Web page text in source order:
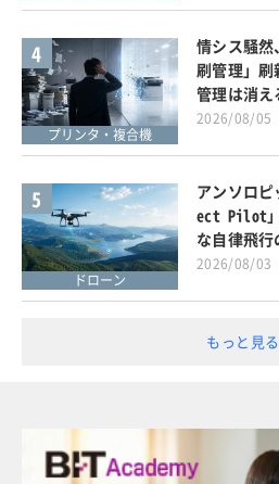
4
プリンタ・複合機
情シス騒然
刷管理」
管理は消え
2026/08/05
5
ドローン
アンソロ
ect Pilot」
な自律飛行
2026/08/03
もっと見る